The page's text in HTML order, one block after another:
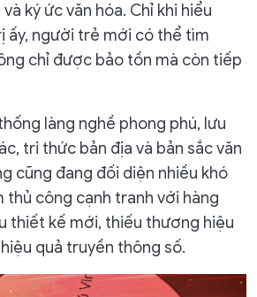
ký ức văn hóa. Chỉ khi hiểu
ấy, người trẻ mới có thể tìm
chỉ được bảo tồn mà còn tiếp
làng nghề phong phú, lưu
tri thức bản địa và bản sắc văn
cũng đang đối diện nhiều khó
thủ công cạnh tranh với hàng
thiết kế mới, thiếu thương hiệu
quả truyền thông số.